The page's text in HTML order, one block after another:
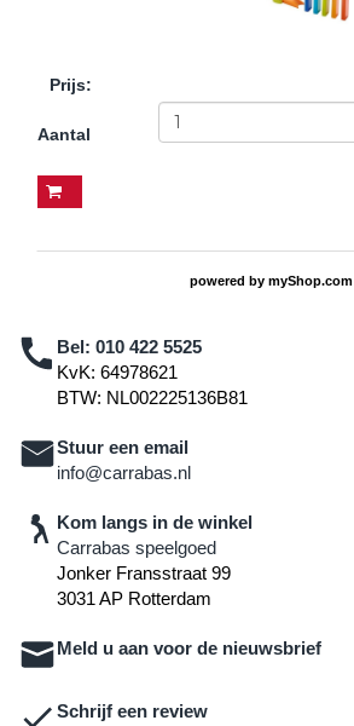
Prijs:
Aantal
powered by myShop.com
Bel: 010 422 5525
KvK: 64978621
BTW: NL002225136B81
Stuur een email
info@carrabas.nl
Kom langs in de winkel
Carrabas speelgoed
Jonker Fransstraat 99
3031 AP Rotterdam
Meld u aan voor de nieuwsbrief
Schrijf een review